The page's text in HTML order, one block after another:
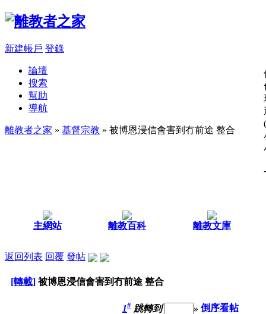
新建帳戶 登錄
論壇
搜索
幫助
導航
離教者之家 » 基督宗教 » 被博恩浸信會害到冇前途 整合
主網站 離教百科 離教文庫
返回列表 回覆 發帖
[轉載] 被博恩浸信會害到冇前途 整合
1# 跳轉到 » 倒序看帖